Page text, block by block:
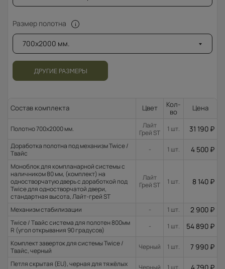
Размер полотна
700x2000 мм.
ДРУГИЕ РАЗМЕРЫ
Состав комплекта Цвет
Кол-
во
Цена
Полотно 700x2000 мм.
Лайт
Грей ST
1 шт. 31 190 ₽
Доработка полотна под механизм Twice /
Твайс
- 1 шт. 4 500 ₽
Моноблок для компланарной системы с
наличником 80 мм, (комплект) на
одностворчатую дверь с доработкой под
Twice для одностворчатой двери,
стандартная высота, Лайт-грей ST
Лайт
Грей ST
1 шт. 8 140 ₽
Механизм стабилизации - 1 шт. 2 900 ₽
Twice / Твайс система для полотен 800мм
R (угол открывания 90 градусов)
- 1 шт. 54 890 ₽
Комплект заверток для системы Twice /
Твайс, черный
Черный 1 шт. 7 990 ₽
Петля скрытая (EU), черная для тяжёлых
Черный 1 шт. 4 790 ₽